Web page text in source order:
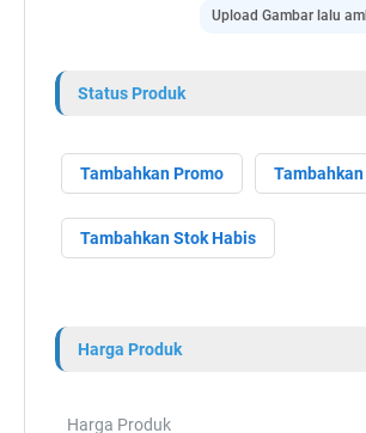
Upload Gambar lalu
Status Produk
Tambahkan Promo
Tambahkan Stok Habis
Harga Produk